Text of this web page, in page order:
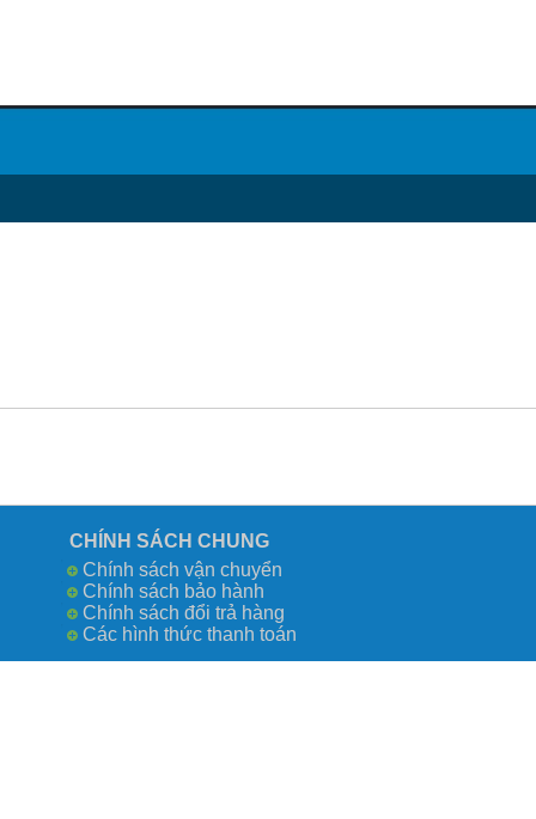
CHÍNH SÁCH CHUNG
Chính sách vận chuyển
Chính sách bảo hành
Chính sách đổi trả hàng
Các hình thức thanh toán